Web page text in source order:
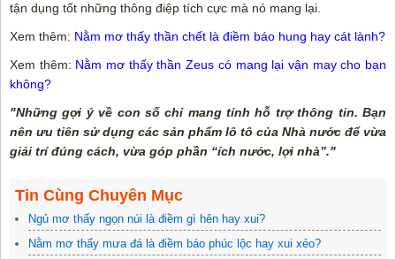
tận dụng tốt những thông điệp tích cực mà nó mang lại.
Xem thêm: Nằm mơ thấy thần chết là điềm báo hung hay cát lành?
Xem thêm: Nằm mơ thấy thần Zeus có mang lại vận may cho bạn
không?
"Những gợi ý về con số chỉ mang tính hỗ trợ thông tin. Bạn
nên ưu tiên sử dụng các sản phẩm lô tô của Nhà nước để vừa
giải trí đúng cách, vừa góp phần “ích nước, lợi nhà”."
Tin Cùng Chuyên Mục
Ngủ mơ thấy ngọn núi là điềm gì hên hay xui?
Nằm mơ thấy mưa đá là điềm báo phúc lộc hay xui xẻo?